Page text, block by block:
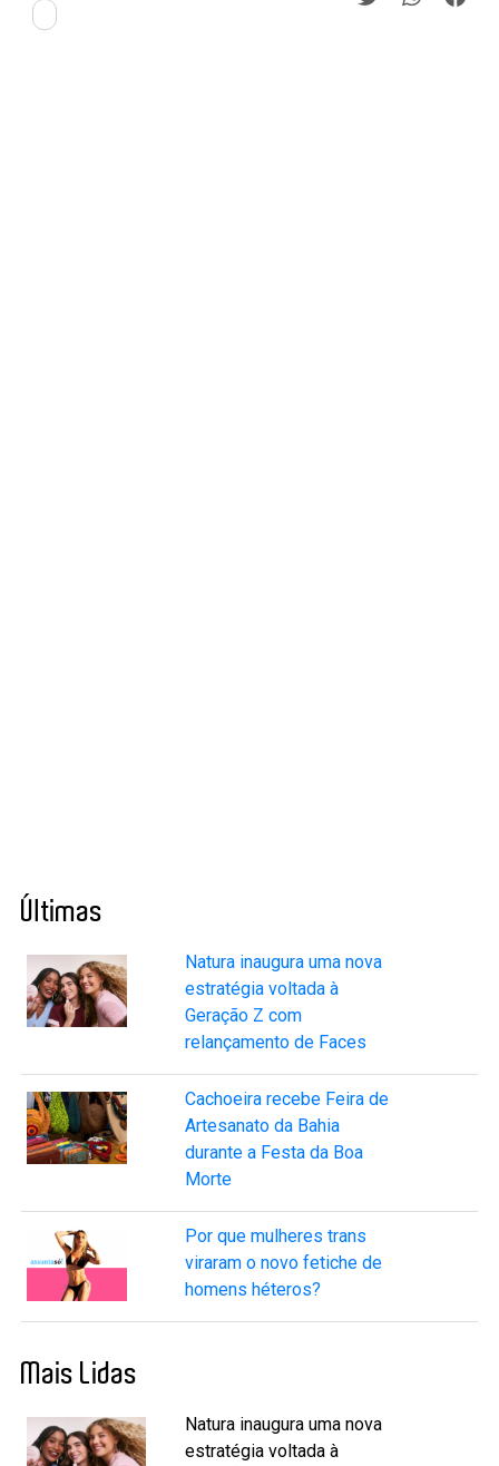
Últimas
Natura inaugura uma nova
estratégia voltada à
Geração Z com
relançamento de Faces
Cachoeira recebe Feira de
Artesanato da Bahia
durante a Festa da Boa
Morte
Por que mulheres trans
viraram o novo fetiche de
homens héteros?
Mais Lidas
Natura inaugura uma nova
estratégia voltada à